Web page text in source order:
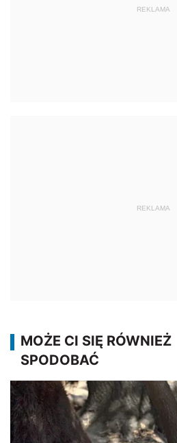
REKLAMA
REKLAMA